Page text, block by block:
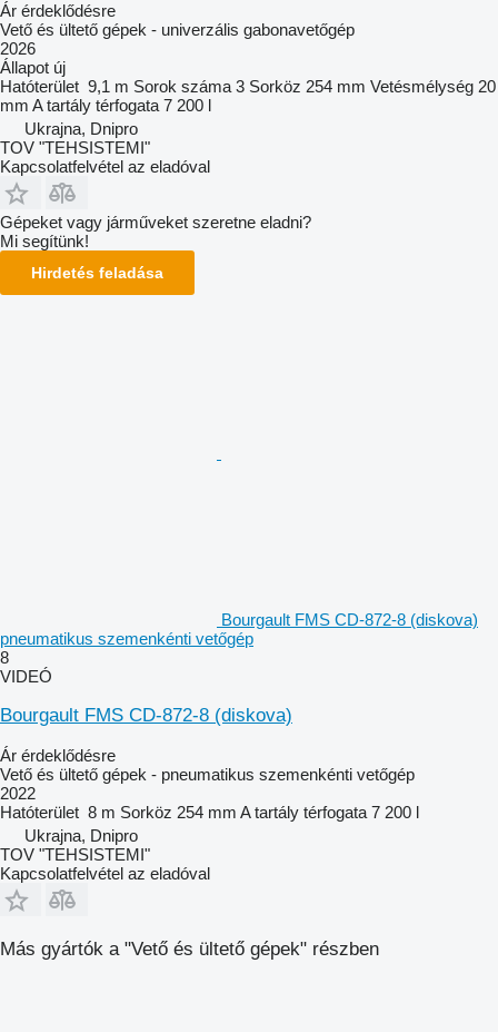
Ár érdeklődésre
Vető és ültető gépek - univerzális gabonavetőgép
2026
Állapot új
Hatóterület 9,1 m Sorok száma 3 Sorköz 254 mm Vetésmélység 20
mm A tartály térfogata 7 200 l
Ukrajna, Dnipro
TOV "TEHSISTEMI"
Kapcsolatfelvétel az eladóval
Gépeket vagy járműveket szeretne eladni?
Mi segítünk!
Hirdetés feladása
Bourgault FMS CD-872-8 (diskova)
pneumatikus szemenkénti vetőgép
8
VIDEÓ
Bourgault FMS CD-872-8 (diskova)
Ár érdeklődésre
Vető és ültető gépek - pneumatikus szemenkénti vetőgép
2022
Hatóterület 8 m Sorköz 254 mm A tartály térfogata 7 200 l
Ukrajna, Dnipro
TOV "TEHSISTEMI"
Kapcsolatfelvétel az eladóval
Más gyártók a "Vető és ültető gépek" részben